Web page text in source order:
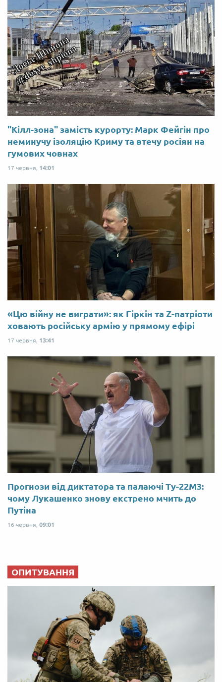
"Кілл-зона" замість курорту: Марк Фейгін про
неминучу ізоляцію Криму та втечу росіян на
гумових човнах
17 червня, 14:01
«Цю війну не виграти»: як Гіркін та Z-патріоти
ховають російську армію у прямому ефірі
17 червня, 13:41
Прогнози від диктатора та палаючі Ту-22М3:
чому Лукашенко знову екстрено мчить до
Путіна
16 червня, 09:01
ОПИТУВАННЯ